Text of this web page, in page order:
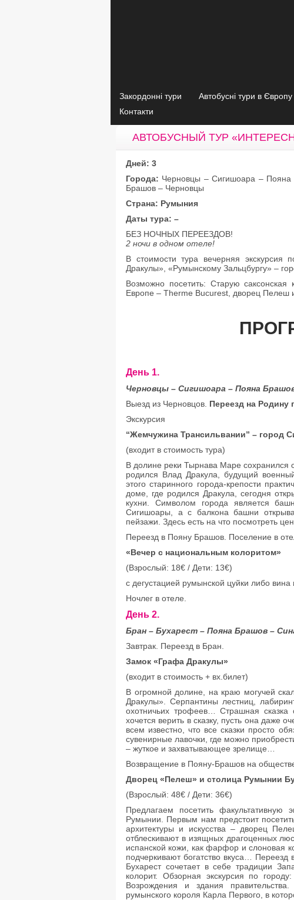
Закордонні тури Автобусні тури в Європу
Контакти
АВТОБУСНЫЙ ТУР
Дней: 3
Города: Черновцы – Сигишоара –
Брашов – Черновцы
Страна: Румыния
Даты тура: –
БЕЗ НОЧНЫХ ПЕРЕЕЗДОВ!
2 ночи в одном отеле!
В стоимости тура вечерняя
Дракулы», «Румынскому Зальцбургу» –
Возможно посетить: Старую
Европе – Therme Bucurest, дворец Пелеш
День 1.
Черновцы – Сигишоара – Пояна
Выезд из Черновцов. Переезд на
Экскурсия
“Жемчужина Трансильвании” – город
(входит в стоимость тура)
В долине реки Тырнава Маре сохранился
родился Влад Дракула, будущий
этого старинного города-крепости
доме, где родился Дракула, сегодня
кухни. Символом города является
Сигишоары, а с балкона башни
пейзажи. Здесь есть на что посмотреть
Переезд в Пояну Брашов. Поселение в
«Вечер с национальным колоритом»
(Взрослый: 18€ / Дети: 13€)
с дегустацией румынской цуйки либо
Ночлег в отеле.
День 2.
Бран – Бухарест – Пояна Брашов –
Завтрак. Переезд в Бран.
Замок «Графа Дракулы»
(входит в стоимость + вх.билет)
В огромной долине, на краю могучей
Дракулы». Серпантины лестниц,
охотничьих трофеев… Страшная
хочется верить в сказку, пусть она даже
всем известно, что все сказки просто
сувенирные лавочки, где можно
– жуткое и захватывающее зрелище…
Возвращение в Пояну-Брашов на
Дворец «Пелеш» и столица Румынии
(Взрослый: 48€ / Дети: 36€)
Предлагаем посетить факультативную
Румынии. Первым нам предстоит
архитектуры и искусства – дворец
отблескивают в изящных драгоценных
испанской кожи, как фарфор и слоновая
подчеркивают богатство вкуса… Переезд
Бухарест сочетает в себе традиции
колорит. Обзорная экскурсия по
Возрождения и здания
румынского короля Карла Первого, в